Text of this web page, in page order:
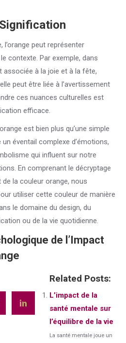
l’orange peut représenter
contexte. Par exemple, dans
associée à la joie et à la fête,
peut être liée à l’avertissement
ces nuances culturelles est
efficace.
est bien plus qu’une simple
éventail complexe d’émotions,
qui influent sur notre
En comprenant le décryptage
de la couleur orange, nous
utiliser cette couleur de manière
le domaine du design, du
ou de la vie quotidienne.
de l’Impact
Related Posts:
L’impact de la
santé mentale sur
l’équilibre de la vie
La santé mentale joue un